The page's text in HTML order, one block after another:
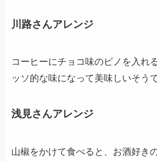
川路さんアレンジ
コーヒーにチョコ味のピノを入れ
ッソ的な味になって美味しいそうで
浅見さんアレンジ
山椒をかけて食べると、お酒好き